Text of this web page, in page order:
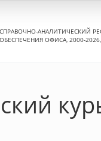
СПРАВОЧНО-АНАЛИТИЧЕСКИЙ
ОБЕСПЕЧЕНИЯ ОФИСА, 2000-